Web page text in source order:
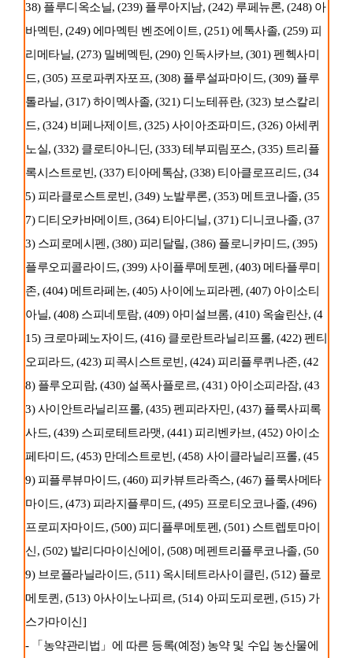
38) 플루디옥소닐, (239) 플루아지남, (242) 루페뉴론, (248) 아
바멕틴, (249) 에마멕틴 벤조에이트, (251) 에톡사졸, (259) 피
리메타닐, (273) 밀베멕틴, (290) 인독사카브, (301) 펜헥사미
드, (305) 프로파퀴자포프, (308) 플루설파마이드, (309) 플루
톨라닐, (317) 하이멕사졸, (321) 디노테퓨란, (323) 보스칼리
드, (324) 비페나제이트, (325) 사이아조파미드, (326) 아세퀴
노실, (332) 클로티아니딘, (333) 테부피림포스, (335) 트리플
록시스트로빈, (337) 티아메톡삼, (338) 티아클로프리드, (34
5) 피라클로스트로빈, (349) 노발루론, (353) 메트코나졸, (35
7) 디티오카바메이트, (364) 티아디닐, (371) 디니코나졸, (37
3) 스피로메시펜, (380) 피리달릴, (386) 플로니카미드, (395)
플루오피콜라이드, (399) 사이플루메토펜, (403) 메타플루미
존, (404) 메트라페논, (405) 사이에노피라펜, (407) 아이소티
아닐, (408) 스피네토람, (409) 아미설브롬, (410) 옥솔린산, (4
15) 크로마페노자이드, (416) 클로란트라닐리프롤, (422) 펜티
오피라드, (423) 피콕시스트로빈, (424) 피리플루퀴나존, (42
8) 플루오피람, (430) 설폭사플로르, (431) 아이소피라잠, (43
3) 사이안트라닐리프롤, (435) 펜피라자민, (437) 플룩사피록
사드, (439) 스피로테트라맷, (441) 피리벤카브, (452) 아이소
페타미드, (453) 만데스트로빈, (458) 사이클라닐리프롤, (45
9) 피플루뷰마이드, (460) 피카뷰트라족스, (467) 플룩사메타
마이드, (473) 피라지플루미드, (495) 프로티오코나졸, (496)
프로피자마이드, (500) 피디플루메토펜, (501) 스트렙토마이
신, (502) 발리다마이신에이, (508) 메펜트리플루코나졸, (50
9) 브로플라닐라이드, (511) 옥시테트라사이클린, (512) 플로
메토퀸, (513) 아사이노나피르, (514) 아피도피로펜, (515) 가
스가마이신]
- 「농약관리법」에 따른 등록(예정) 농약 및 수입 농산물에